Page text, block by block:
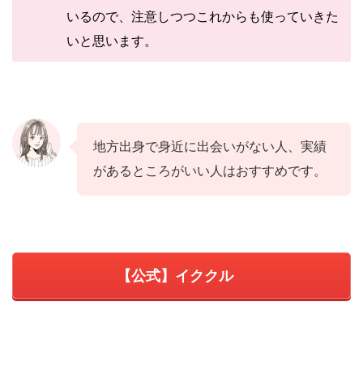
いるので、注意しつつこれからも使っていきた
いと思います。
地方出身で身近に出会いがない人、実績
があるところがいい人はおすすめです。
【公式】イククル